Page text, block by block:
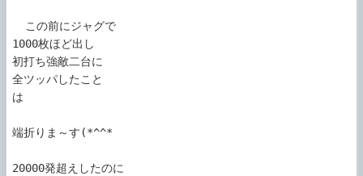
1000枚ほど出し
初打ち強敵二台に
全ツッパしたこと
は
端折りま～す(*^^*ゞ
20000発超えしたのに